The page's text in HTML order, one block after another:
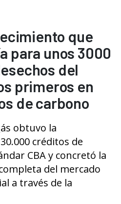
que
para unos 3000
del
primeros en
de carbono
obtuvo la
créditos de
CBA y concretó la
del mercado
a través de la